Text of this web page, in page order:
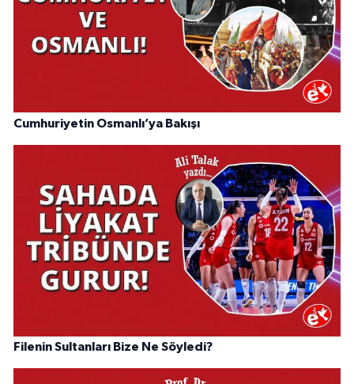
Cumhuriyetin Osmanlı’ya Bakışı
Filenin Sultanları Bize Ne Söyledi?